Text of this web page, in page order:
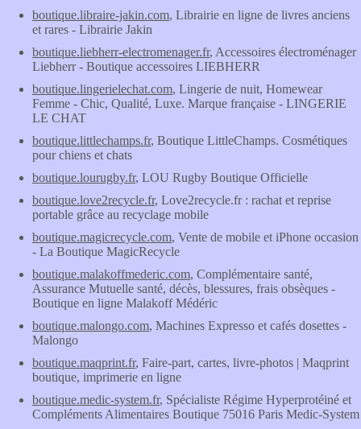
boutique.libraire-jakin.com, Librairie en ligne de livres anciens
et rares - Librairie Jakin
boutique.liebherr-electromenager.fr, Accessoires électroménager
Liebherr - Boutique accessoires LIEBHERR
boutique.lingerielechat.com, Lingerie de nuit, Homewear
Femme - Chic, Qualité, Luxe. Marque française - LINGERIE
LE CHAT
boutique.littlechamps.fr, Boutique LittleChamps. Cosmétiques
pour chiens et chats
boutique.lourugby.fr, LOU Rugby Boutique Officielle
boutique.love2recycle.fr, Love2recycle.fr : rachat et reprise
portable grâce au recyclage mobile
boutique.magicrecycle.com, Vente de mobile et iPhone occasion
- La Boutique MagicRecycle
boutique.malakoffmederic.com, Complémentaire santé,
Assurance Mutuelle santé, décès, blessures, frais obsèques -
Boutique en ligne Malakoff Médéric
boutique.malongo.com, Machines Expresso et cafés dosettes -
Malongo
boutique.maqprint.fr, Faire-part, cartes, livre-photos | Maqprint
boutique, imprimerie en ligne
boutique.medic-system.fr, Spécialiste Régime Hyperprotéiné et
Compléments Alimentaires Boutique 75016 Paris Medic-System